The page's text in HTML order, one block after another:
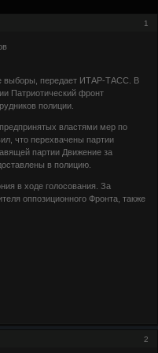
1
выборы, передает ИТАР-ТАСС. В
Патриотический фронт
полиции.
властями мер по
что перехвачены партии
партии Движение за
в полицию.
в ходе голосования. За
оппозиционного Фронта, также
2